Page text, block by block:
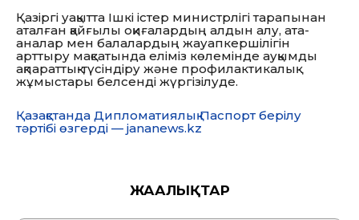
Қазіргі уақытта Ішкі істер министрлігі тарапынан
аталған қайғылы оқиғалардың алдын алу, ата-
аналар мен балалардың жауапкершілігін
арттыру мақсатында еліміз көлемінде ауқымды
ақпараттық-түсіндіру және профилактикалық
жұмыстары белсенді жүргізілуде.
Қазақстанда Дипломатиялық Паспорт берілу
тәртібі өзгерді — jananews.kz
ЖАҢАЛЫҚТАР